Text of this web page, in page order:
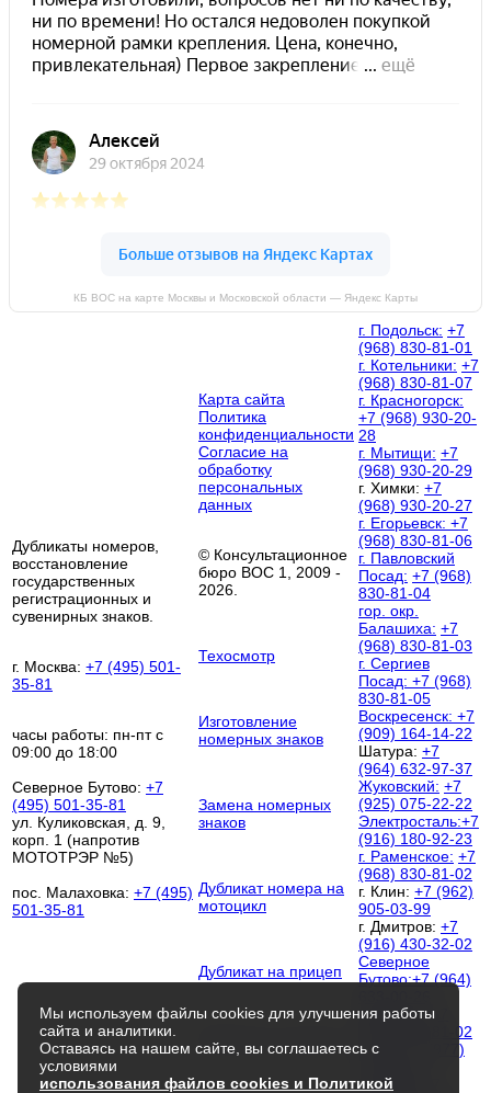
КБ ВОС на карте Москвы и Московской области — Яндекс Карты
Дубликаты номеров,
восстановление
государственных
регистрационных и
сувенирных знаков.
г. Москва: +7 (495) 501-
35-81
часы работы: пн-пт с
09:00 до 18:00
Северное Бутово: +7
(495) 501-35-81
ул. Куликовская, д. 9,
корп. 1 (напротив
МОТОТРЭР №5)
пос. Малаховка: +7 (495)
501-35-81
Карта сайта
Политика
конфиденциальности
Согласие на
обработку
персональных
данных
© Консультационное
бюро ВОС 1, 2009 -
2026.
Техосмотр
Изготовление
номерных знаков
Замена номерных
знаков
Дубликат номера на
мотоцикл
Дубликат на прицеп
г. Подольск: +7
(968) 830-81-01
г. Котельники: +7
(968) 830-81-07
г. Красногорск:
+7 (968) 930-20-
28
г. Мытищи: +7
(968) 930-20-29
г. Химки: +7
(968) 930-20-27
г. Егорьевск: +7
(968) 830-81-06
г. Павловский
Посад: +7 (968)
830-81-04
гор. окр.
Балашиха: +7
(968) 830-81-03
г. Сергиев
Посад: +7 (968)
830-81-05
Воскресенск: +7
(909) 164-14-22
Шатура: +7
(964) 632-97-37
Жуковский: +7
(925) 075-22-22
Электросталь:+7
(916) 180-92-23
г. Раменское: +7
(968) 830-81-02
г. Клин: +7 (962)
905-03-99
г. Дмитров: +7
(916) 430-32-02
Северное
Бутово:+7 (964)
Люберцы:+7
(968) 830-81-02
Чехов:
+7 (977)
Королёв:
Мы используем файлы cookies для улучшения работы
сайта и аналитики.
Оставаясь на нашем сайте, вы соглашаетесь с
условиями
использования файлов cookies и Политикой